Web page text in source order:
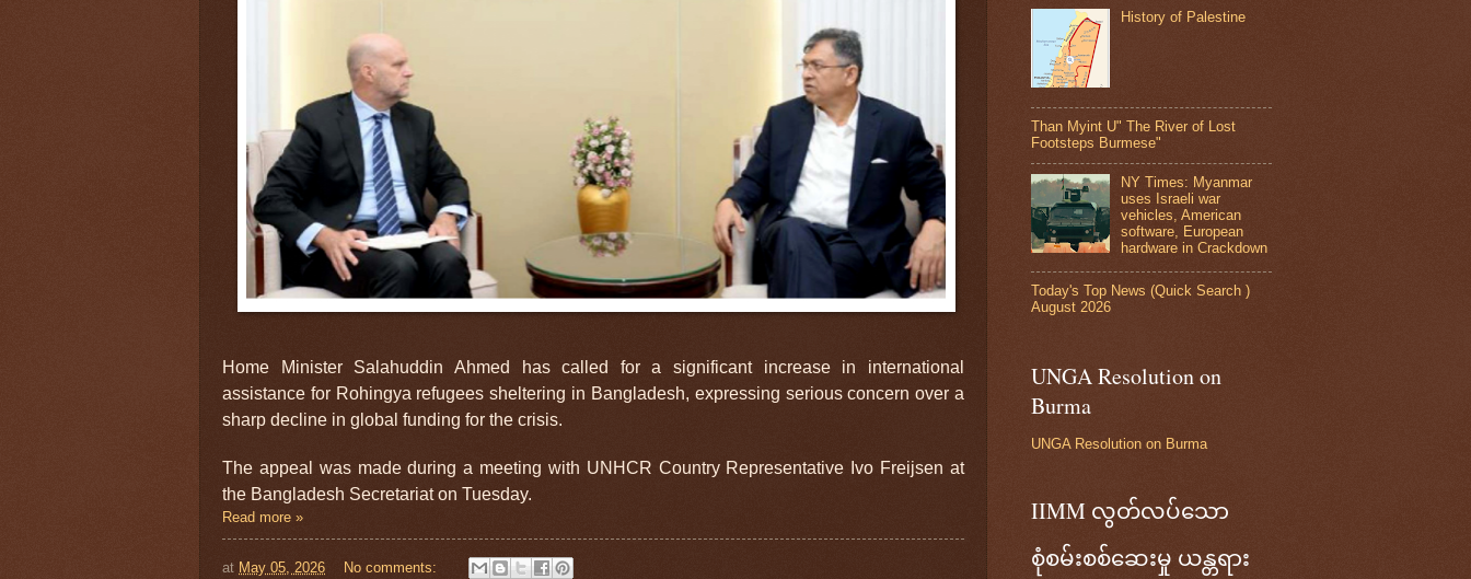
Home Minister Salahuddin Ahmed has called for a significant increase in international
assistance for Rohingya refugees sheltering in Bangladesh, expressing serious concern over a
sharp decline in global funding for the crisis.
The appeal was made during a meeting with UNHCR Country Representative Ivo Freijsen at
the Bangladesh Secretariat on Tuesday.
Read more »
at May 05, 2026
No comments:
History of Palestine
Than Myint U" The River of Lost
Footsteps Burmese"
NY Times: Myanmar
uses Israeli war
vehicles, American
software, European
hardware in Crackdown
Today's Top News (Quick Search )
August 2026
UNGA Resolution on
Burma
UNGA Resolution on Burma
IIMM လွတ်လပ်သော
စုံစမ်းစစ်ဆေးမှု ယန္တရား